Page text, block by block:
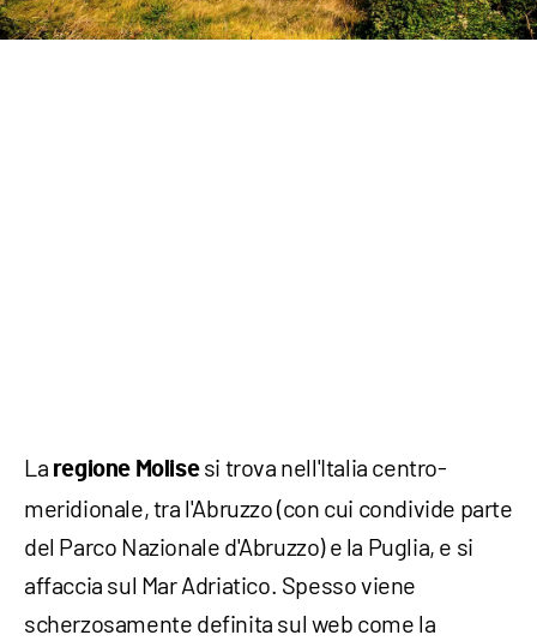
La regione Molisesi trova nell'Italia centro-
meridionale, tra l'Abruzzo (con cui condivide parte
del Parco Nazionale d'Abruzzo) e la Puglia, e si
affaccia sul Mar Adriatico. Spesso viene
scherzosamente definita sul web come la